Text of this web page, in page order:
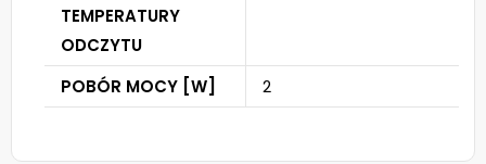
TEMPERATURY
ODCZYTU
POBÓR MOCY [W] 2